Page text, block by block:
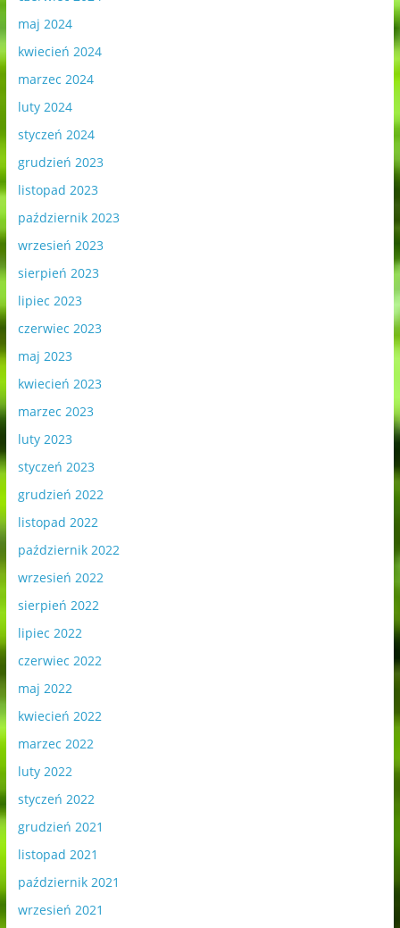
maj 2024
kwiecień 2024
marzec 2024
luty 2024
styczeń 2024
grudzień 2023
listopad 2023
październik 2023
wrzesień 2023
sierpień 2023
lipiec 2023
czerwiec 2023
maj 2023
kwiecień 2023
marzec 2023
luty 2023
styczeń 2023
grudzień 2022
listopad 2022
październik 2022
wrzesień 2022
sierpień 2022
lipiec 2022
czerwiec 2022
maj 2022
kwiecień 2022
marzec 2022
luty 2022
styczeń 2022
grudzień 2021
listopad 2021
październik 2021
wrzesień 2021